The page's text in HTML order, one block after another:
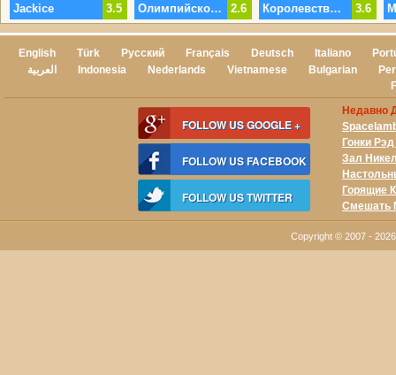
3.5
Jackice 2.6
Олимпийской Стрельбы 3.6
Королевство Rush Границ
English Türk Русский Français Deutsch Italiano
العربية
Indonesia Nederlands Vietnamese Bulgarian
FOLLOW US GOOGLE +
FOLLOW US FACEBOOK
FOLLOW US TWITTER
Недавно
Гонки
Зал
Горящие
Смешать
Copyright © 2007 -